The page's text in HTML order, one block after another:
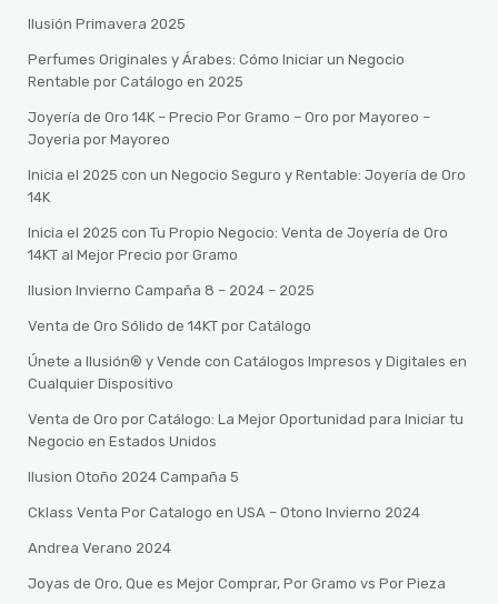
Ilusión Primavera 2025
Perfumes Originales y Árabes: Cómo Iniciar un Negocio
Rentable por Catálogo en 2025
Joyería de Oro 14K – Precio Por Gramo – Oro por Mayoreo –
Joyeria por Mayoreo
Inicia el 2025 con un Negocio Seguro y Rentable: Joyería de Oro
14K
Inicia el 2025 con Tu Propio Negocio: Venta de Joyería de Oro
14KT al Mejor Precio por Gramo
Ilusion Invierno Campaña 8 – 2024 – 2025
Venta de Oro Sólido de 14KT por Catálogo
Únete a Ilusión® y Vende con Catálogos Impresos y Digitales en
Cualquier Dispositivo
Venta de Oro por Catálogo: La Mejor Oportunidad para Iniciar tu
Negocio en Estados Unidos
Ilusion Otoño 2024 Campaña 5
Cklass Venta Por Catalogo en USA – Otono Invierno 2024
Andrea Verano 2024
Joyas de Oro, Que es Mejor Comprar, Por Gramo vs Por Pieza